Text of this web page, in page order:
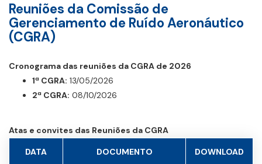
Reuniões da Comissão de
Gerenciamento de Ruído Aeronáutico
(CGRA)
Cronograma das reuniões da CGRA de 2026
1ª CGRA: 13/05/2026
2ª CGRA: 08/10/2026
Atas e convites das Reuniões da CGRA
DATA DOCUMENTO DOWNLOAD